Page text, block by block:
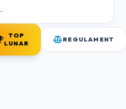
TOP
LUNAR
REGULAMENT